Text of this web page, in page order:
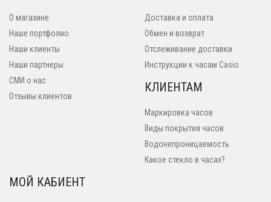
О магазине
Наше портфолио
Наши клиенты
Наши партнеры
СМИ о нас
Отзывы клиентов
Доставка и оплата
Обмен и возврат
Отслеживание доставки
Инструкции к часам Casio
КЛИЕНТАМ
Маркировка часов
Виды покрытия часов
Водонепроницаемость
Какое стекло в часах?
МОЙ КАБИЕНТ